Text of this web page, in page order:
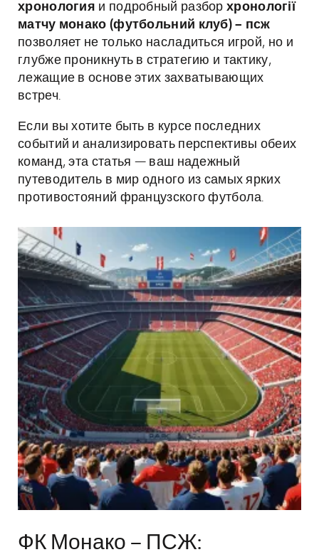
хронология и подробный разбор хронології
матчу монако (футбольний клуб) – псж
позволяет не только насладиться игрой, но и
глубже проникнуть в стратегию и тактику,
лежащие в основе этих захватывающих
встреч.
Если вы хотите быть в курсе последних
событий и анализировать перспективы обеих
команд, эта статья — ваш надежный
путеводитель в мир одного из самых ярких
противостояний французского футбола.
ФК Монако – ПСЖ: